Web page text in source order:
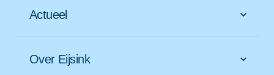
Actueel
Over Eijsink